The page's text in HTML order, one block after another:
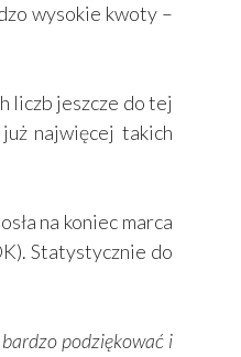
wysokie kwoty –
liczb jeszcze do tej
najwięcej takich
na koniec marca
Statystycznie do
podziękować i